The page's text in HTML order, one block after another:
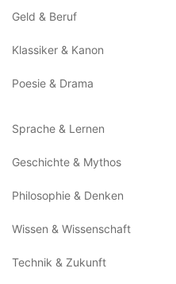
Geld & Beruf
Klassiker & Kanon
Poesie & Drama
Sprache & Lernen
Geschichte & Mythos
Philosophie & Denken
Wissen & Wissenschaft
Technik & Zukunft